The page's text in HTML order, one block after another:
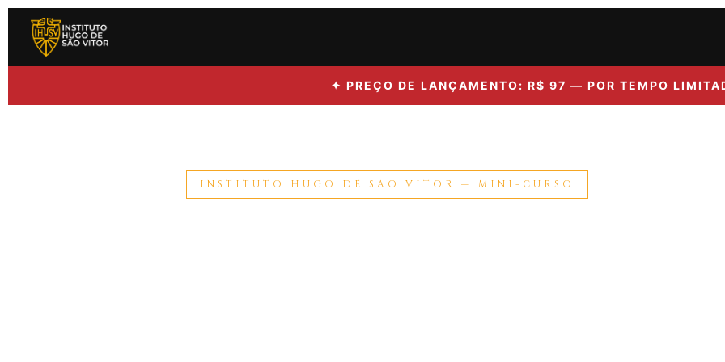
✦ PREÇO DE LANÇAMENTO: R$ 97 — POR TEMPO
INSTITUTO HUGO DE SÃO VITOR — MINI-CURSO